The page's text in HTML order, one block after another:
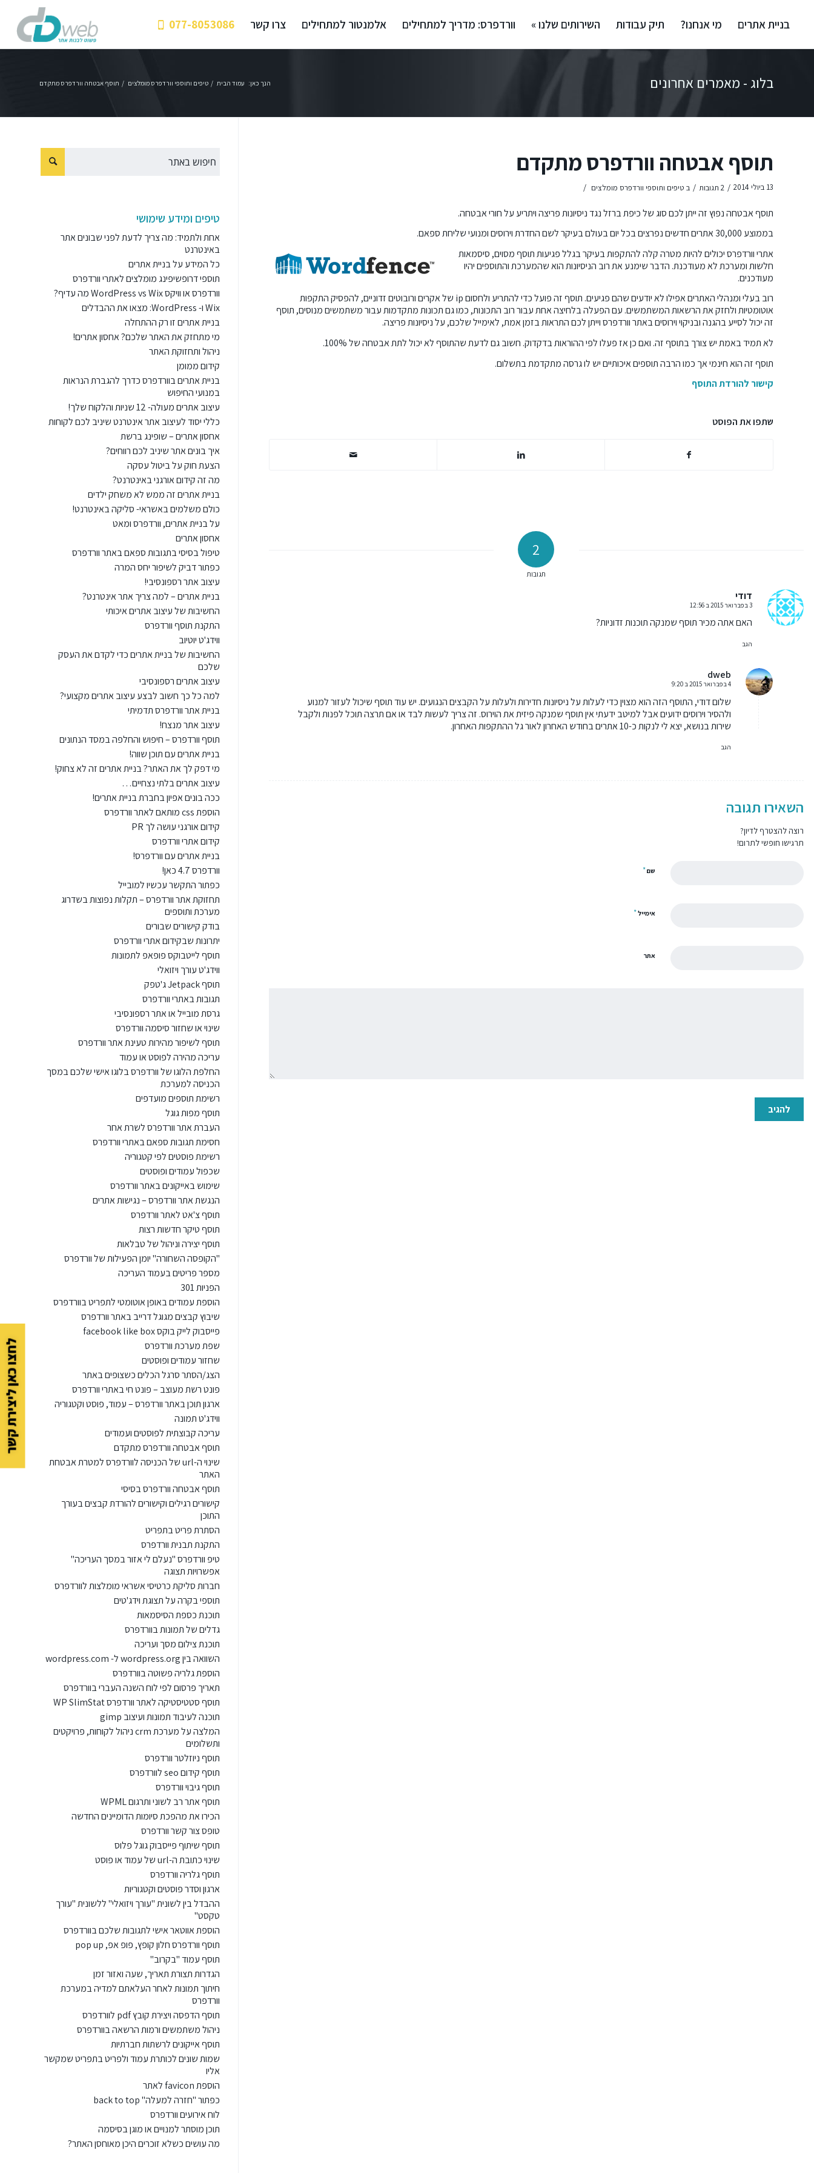
בניית אתרים מי אנחנו? תיק עבודות השירותים שלנו » וורדפרס: מדריך למתחילים אלמנטור למתחילים צרו קשר 077-8053086
בלוג - מאמרים אחרונים הנך כאן: עמוד הבית / טיפים ותוספי וורדפרס מומלצים / תוסף אבטחה וורדפרס מתקדם
תוסף אבטחה וורדפרס מתקדם
13 ביולי 2014 / 2 תגובות / ב טיפים ותוספי וורדפרס מומלצים /
תוסף אבטחה נפוץ זה ייתן לכם סוג של כיפת ברזל נגד ניסיונות פריצה ויתריע על חורי אבטחה.
בממוצע 30,000 אתרים חדשים נפרצים בכל יום בעולם בעיקר לשם החדרת וירוסים ומנועי שליחת ספאם.
אתרי וורדפרס יכולים להיות מטרה קלה להתקפות בעיקר בגלל פגיעות תוסף מסוים, סיסמאות
חלשות ומערכת לא מעודכנת. הדבר שימנע את רוב הניסיונות הוא שהמערכת והתוספים יהיו
מעודכנים.
רוב בעלי ומנהלי האתרים אפילו לא יודעים שהם פגיעים. תוסף זה פועל כדי להתריע ולחסום ip של אקרים ורובוטים זדוניים, להפסיק התקפות
אוטומטיות ולחזק את הרשאות המשתמשים. עם הפעלה בלחיצה אחת עבור רוב התכונות, כמו גם תכונות מתקדמות עבור משתמשים מנוסים, תוסף
זה יכול לסייע בהגנה ובניקוי וירוסים באתר וורדפרס וייתן לכם התראות בזמן אמת, לאימייל שלכם, על ניסיונות פריצה.
לא תמיד באמת יש צורך בתוסף זה. ואם כן אז פעלו לפי ההוראות בדקדוק. חשוב גם לדעת שהתוסף לא יכול לתת אבטחה של 100%.
תוסף זה הוא חינמי אך כמו הרבה תוספים איכותיים יש לו גרסה מתקדמת בתשלום.
קישור להורדת התוסף
שתפו את הפוסט
2
תגובות
דודי
אומר:
3 בפברואר 2015 ב 12:56
האם אתה מכיר תוסף שמנקה תוכנות זדוניות?
הגב
dweb
אומר:
4 בפברואר 2015 ב 9:20
שלום דודי, התוסף הזה הוא מצוין כדי לעלות על ניסיונות חדירות ולעלות על הקבצים הנגועים. יש עוד תוסף שיכול לעזור למנוע
ולהסיר וירוסים ידועיםאבל למיטב ידעתי אין תוסף שמנקה פיזית את הוירוס. זה צריך לעשות לבד או אם תרצה תוכל לפנות ולקבל
שירות בנושא, יצא לי לנקות כ-10 אתרים בחודש האחרון לאור גל ההתקפות האחרון.
הגב
השאירו תגובה
רוצה להצטרף לדיון?
תרגישו חופשי לתרום!
שם*
אימייל*
אתר
טיפים ומידע שימושי
אחת ולתמיד: מה צריך לדעת לפני שבונים אתר
באינטרנט
כל המידע על בניית אתרים
תוספי דרופשיפינג מומלצים לאתרי וורדפרס
וורדפרס או וויקס WordPress vs Wix מה עדיף?
Wix ו- WordPress: מצאו את ההבדלים
בניית אתרים זו רק ההתחלה
מי מתחזק את האתר שלכם? אחסון אתרים!
ניהול ותחזוקת האתר
קידום ממומן
בניית אתרים בוורדפרס כדרך להגברת הנראות
במנועי החיפוש
עיצוב אתרים מעולה- 12 שניות והלקוח שלך!
כללי יסוד לעיצוב אתר אינטרנט שיניב לכם לקוחות
אחסון אתרים – שופינג ברשת
איך בונים אתר שיניב לכם רווחים?
הצעת חוק על ביטול עסקה
מה זה קידום אורגני באינטרנט?
בניית אתרים זה ממש לא משחק ילדים
כולם משלמים באשראי- סליקה באינטרנט!
על בניית אתרים, וורדפרס ומאט
אחסון אתרים
טיפול בסיסי בתגובות ספאם באתר וורדפרס
כפתור דביק לשיפור יחס המרה
עיצוב אתר רספונסיבי!
בניית אתרים – למה צריך אתר אינטרנט?
החשיבות של עיצוב אתרים איכותי
התקנת תוסף וורדפרס
ווידג'ט יוטיוב
החשיבות של בניית אתרים כדי לקדם את העסק
שלכם
עיצוב אתרים רספונסיבי
למה כל כך חשוב לבצע עיצוב אתרים מקצועי?
בניית אתר וורדפרס תדמיתי
עיצוב אתר מנצח!
תוסף וורדפרס – חיפוש והחלפה במסד הנתונים
בניית אתרים עם תוכן שווה!
מי דפק לך את האתר? בניית אתרים זה לא צחוק!
עיצוב אתרים בלתי נצחיים…
ככה בונים אפיון בחברת בניית אתרים!
הוספת css מותאם לאתר וורדפרס
קידום אורגני עושה לך PR
קידום אתרי וורדפרס
בניית אתרים עם וורדפרס!
וורדפרס 4.7 כאן!
כפתור התקשר עכשיו למובייל
תחזוקת אתר וורדפרס – תקלות נפוצות בשדרוג
מערכת ותוספים
בודק קישורים שבורים
יתרונות שבקידום אתרי וורדפרס
תוסף לייטבוקס פופאפ לתמונות
ווידג'ט עורך ויזואלי
תוסף Jetpack ג'טפק
תגובות באתרי וורדפרס
גרסת מובייל או אתר רספונסיבי
שינוי או שחזור סיסמה וורדפרס
תוסף לשיפור מהירות טעינת אתר וורדפרס
עריכה מהירה לפוסט או עמוד
החלפת הלוגו של וורדפרס בלוגו אישי שלכם במסך
הכניסה למערכת
רשימת תוספים מועדפים
תוסף מפות גוגל
העברת אתר וורדפרס לשרת אחר
חסימת תגובות ספאם באתרי וורדפרס
רשימת פוסטים לפי קטגוריה
שכפול עמודים ופוסטים
שימוש באייקונים באתר וורדפרס
הנגשת אתר וורדפרס – נגישות אתרים
תוסף צ'אט לאתר וורדפרס
תוסף טיקר חדשות רצות
תוסף יצירה וניהול של טבלאות
"הקופסה השחורה" יומן הפעילות של וורדפרס
מספר פריטים בעמוד העריכה
הפניות 301
הוספת עמודים באופן אוטומטי לתפריט בוורדפרס
שיבוץ קבצים מגוגל דרייב באתר וורדפרס
פייסבוק לייק בוקס facebook like box
שפת מערכת וורדפרס
שחזור עמודים ופוסטים
הצג/הסתר סרגל הכלים כשצופים באתר
פונט רשת מעוצב – פונט חי באתרי וורדפרס
ארגון תוכן באתר וורדפרס – עמוד, פוסט וקטגוריה
ווידג'ט תמונה
עריכה קבוצתית לפוסטים ועמודים
תוסף אבטחה וורדפרס מתקדם
שינוי ה-url של הכניסה לוורדפרס למטרת אבטחת
האתר
תוסף אבטחה וורדפרס בסיסי
קישורים רגילים וקישורים להורדת קבצים בעורך
התוכן
הסתרת פריט בתפריט
התקנת תבנית וורדפרס
טיפ וורדפרס "נעלם לי אזור במסך העריכה"
אפשרויות תצוגה
חברות סליקת כרטיסי אשראי מומלצות לוורדפרס
תוספי בקרה על תצוגת וידג'טים
תוכנת כספת הסיסמאות
גדלים של תמונות בוורדפרס
תוכנת צילום מסך ועריכה
השוואה בין wordpress.org ל- wordpress.com
הוספת גלריה פשוטה בוורדפרס
תאריך פרסום לפי לוח השנה העברי בוורדפרס
תוסף סטטיסטיקה לאתר וורדפרס WP SlimStat
תוכנה לעיבוד תמונות ועיצוב gimp
המלצה על מערכת crm ניהול לקוחות, פרויקטים
ותשלומים
תוסף ניוזלטר וורדפרס
תוסף קידום seo לוורדפרס
תוסף גיבוי וורדפרס
תוסף אתר רב לשוני ותרגום WPML
הכירו את מהפכת סיומות הדומיינים החדשה
טופס צור קשר וורדפרס
תוסף שיתוף פייסבוק גוגל פלוס
שינוי כתובת ה-url של עמוד או פוסט
תוסף גלריה וורדפרס
ארגון וסדר פוסטים וקטגוריות
ההבדל בין לשונית "עורך ויזואלי" ללשונית "עורך
טקסט"
הוספת אווטאר אישי לתגובות שלכם בוורדפרס
תוסף וורדפרס חלון קופץ, פופ אפ, pop up
תוסף עמוד "בקרוב"
הגדרות תצורת תאריך, שעה ואזור זמן
חיתוך תמונות לאחר העלאתם למדיה במערכת
וורדפרס
תוסף הדפסה ויצירת קובץ pdf לוורדפרס
ניהול משתמשים ורמות הרשאה בוורדפרס
תוסף אייקונים לרשתות חברתיות
שמות שונים לכותרת עמוד ולפריט בתפריט שמקשר
אליו
הוספת favicon לאתר
כפתור "חזרה למעלה" back to top
לוח אירועים וורדפרס
תוכן מוסתר למנויים או מוגן בסיסמה
מה עושים כשלא זוכרים היכן מאוחסן האתר?
לחצו כאן ליצירת קשר